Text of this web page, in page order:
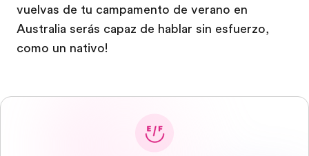
vuelvas de tu campamento de verano en
Australia serás capaz de hablar sin esfuerzo,
como un nativo!